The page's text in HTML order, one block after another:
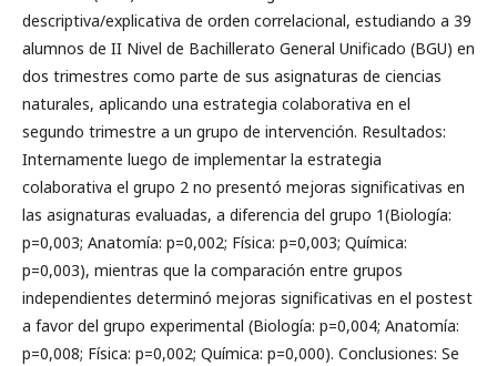
descriptiva/explicativa de orden correlacional, estudiando a 39
alumnos de II Nivel de Bachillerato General Unificado (BGU) en
dos trimestres como parte de sus asignaturas de ciencias
naturales, aplicando una estrategia colaborativa en el
segundo trimestre a un grupo de intervención. Resultados:
Internamente luego de implementar la estrategia
colaborativa el grupo 2 no presentó mejoras significativas en
las asignaturas evaluadas, a diferencia del grupo 1(Biología:
p=0,003; Anatomía: p=0,002; Física: p=0,003; Química:
p=0,003), mientras que la comparación entre grupos
independientes determinó mejoras significativas en el postest
a favor del grupo experimental (Biología: p=0,004; Anatomía:
p=0,008; Física: p=0,002; Química: p=0,000). Conclusiones: Se